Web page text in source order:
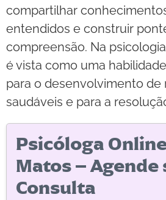
compartilhar
entendidos e construir
compreensão. Na
é vista como uma
para o desenvolvimento de
saudáveis e para a
Psicóloga
Matos – Agende
Consulta